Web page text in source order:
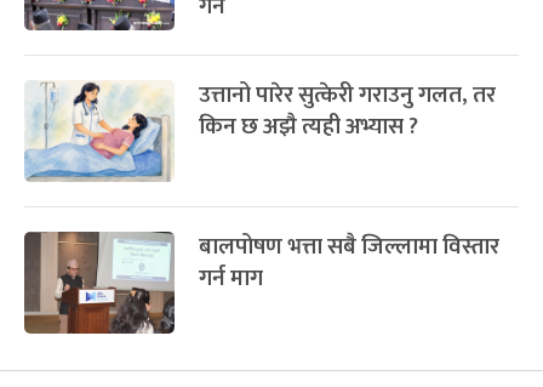
उत्तानो पारेर सुत्केरी गराउनु गलत, तर
किन छ अझै त्यही अभ्यास ?
बालपोषण भत्ता सबै जिल्लामा विस्तार
गर्न माग